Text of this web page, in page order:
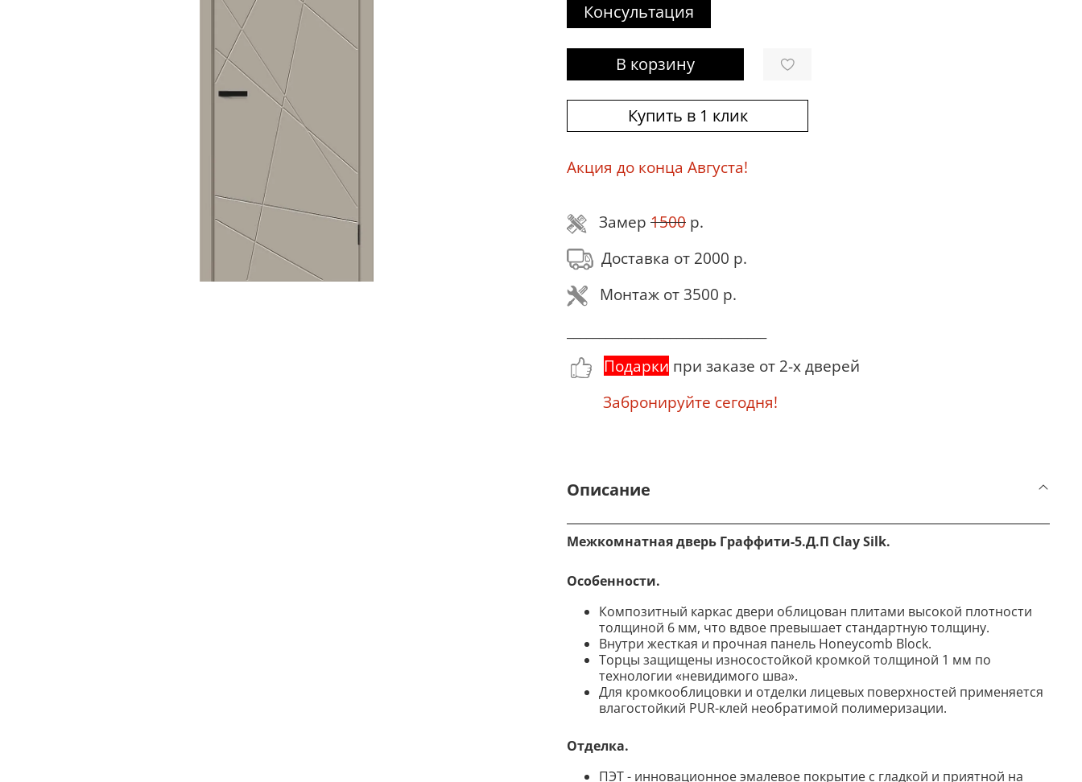
Консультация
В корзину
Купить в 1 клик
Акция до конца Августа!
Замер 1500 р.
Доставка от 2000 р.
Монтаж от 3500 р.
Подарки при заказе от 2-х дверей
Забронируйте сегодня!
Описание
Межкомнатная дверь Граффити-5.Д.П Clay Silk.
Особенности.
Композитный каркас двери облицован плитами высокой плотности
толщиной 6 мм, что вдвое превышает стандартную толщину.
Внутри жесткая и прочная панель Honeycomb Block.
Торцы защищены износостойкой кромкой толщиной 1 мм по
технологии «невидимого шва».
Для кромкооблицовки и отделки лицевых поверхностей применяется
влагостойкий PUR-клей необратимой полимеризации.
Отделка.
ПЭТ - инновационное эмалевое покрытие c гладкой и приятной на